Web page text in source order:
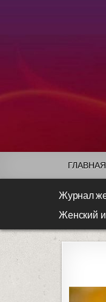
ГЛАВНАЯ
Журнал
Женский